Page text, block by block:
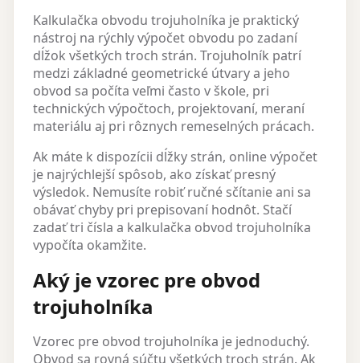
Kalkulačka obvodu trojuholníka je praktický
nástroj na rýchly výpočet obvodu po zadaní
dĺžok všetkých troch strán. Trojuholník patrí
medzi základné geometrické útvary a jeho
obvod sa počíta veľmi často v škole, pri
technických výpočtoch, projektovaní, meraní
materiálu aj pri rôznych remeselných prácach.
Ak máte k dispozícii dĺžky strán, online výpočet
je najrýchlejší spôsob, ako získať presný
výsledok. Nemusíte robiť ručné sčítanie ani sa
obávať chyby pri prepisovaní hodnôt. Stačí
zadať tri čísla a kalkulačka obvod trojuholníka
vypočíta okamžite.
Aký je vzorec pre obvod
trojuholníka
Vzorec pre obvod trojuholníka je jednoduchý.
Obvod sa rovná súčtu všetkých troch strán. Ak